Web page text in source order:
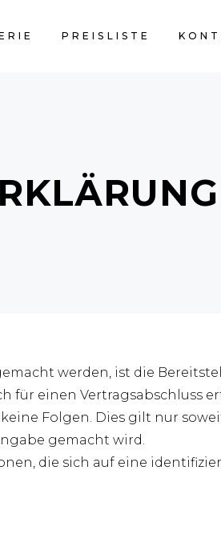
PREISLISTE
werden, ist die
für einen Vertragsabschluss
Folgen. Dies gilt nur
gemacht wird.
die sich auf eine